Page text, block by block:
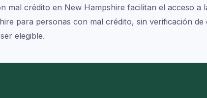
mal crédito en New Hampshire facilitan el acceso a
para personas con mal crédito, sin verificación
elegible.